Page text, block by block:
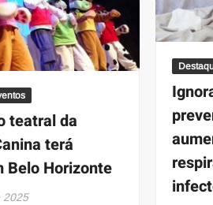
teatral da
terá
Belo Horizonte
2025